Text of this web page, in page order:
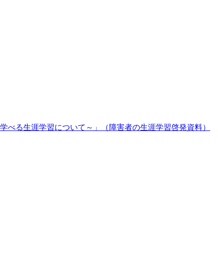
る生涯学習について～」（障害者の生涯学習啓発資料）